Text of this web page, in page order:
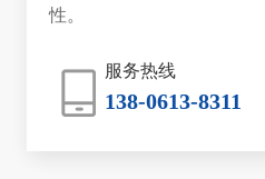
性。
服务热线
138-0613-8311